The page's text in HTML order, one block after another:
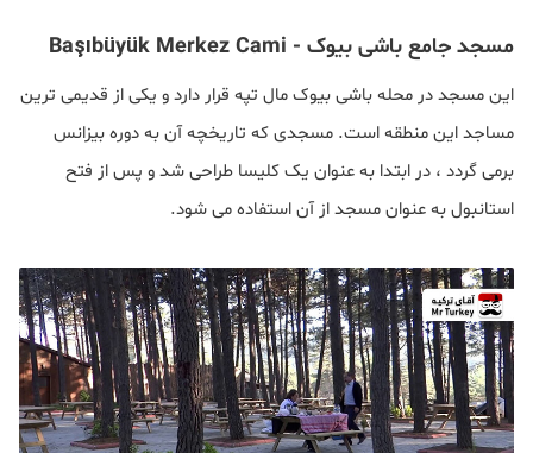
مسجد جامع باشی بیوک - Başıbüyük Merkez Cami
این مسجد در محله باشی بیوک مال تپه قرار دارد و یکی از قدیمی ترین
مساجد این منطقه است. مسجدی که تاریخچه آن به دوره بیزانس
برمی گردد ، در ابتدا به عنوان یک کلیسا طراحی شد و پس از فتح
استانبول به عنوان مسجد از آن استفاده می شود.